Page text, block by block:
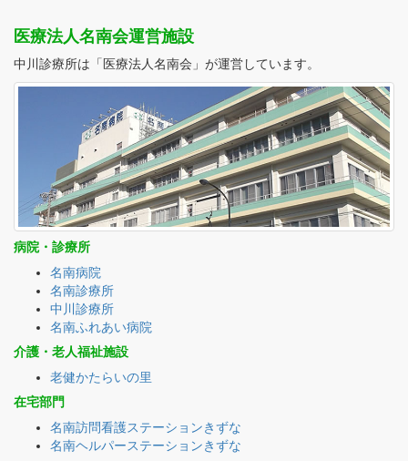
医療法人名南会運営施設
中川診療所は「医療法人名南会」が運営しています。
病院・診療所
名南病院
名南診療所
中川診療所
名南ふれあい病院
介護・老人福祉施設
老健かたらいの里
在宅部門
名南訪問看護ステーションきずな
名南ヘルパーステーションきずな